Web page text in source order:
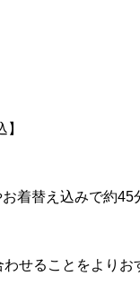
着替え込みで約45
せることをよりお